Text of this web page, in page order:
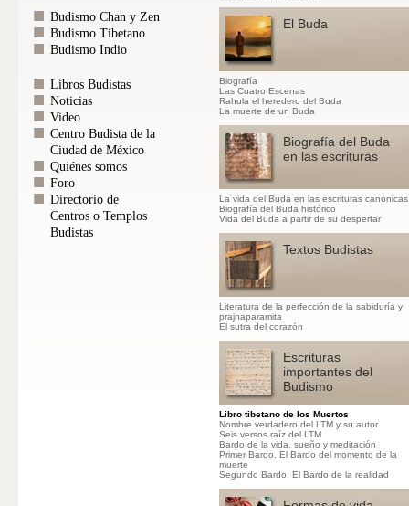
El Buda
Biografía
Las Cuatro Escenas
Rahula el heredero del Buda
La muerte de un Buda
Biografía del Buda
en las escrituras
La vida del Buda en las escrituras
Biografía del Buda histórico
Vida del Buda a partir de su despertar
Textos Budistas
Literatura de la perfección de la sabiduría y
prajnaparamita
El sutra del corazón
Escrituras
importantes del
Budismo
Libro tibetano de los Muertos
Nombre verdadero del LTM y su autor
Seis versos raíz del LTM
Bardo de la vida, sueño y meditación
Primer Bardo. El Bardo del momento de la
muerte
Segundo Bardo. El Bardo de la realidad
Budismo Chan y Zen
Budismo Tibetano
Budismo Indio
Libros Budistas
Noticias
Video
Centro Budista de la
Ciudad de México
Quiénes somos
Foro
Directorio de
Centros o Templos
Budistas